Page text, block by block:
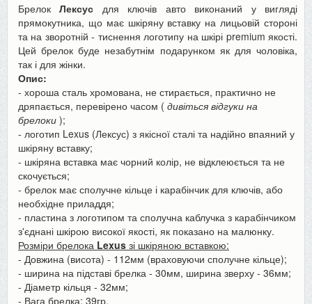
БрелокЛексус для ключів авто виконаний у вигляді
прямокутника, що має шкіряну вставку на лицьовій стороні
та на зворотній - тиснення логотипу на шкірі premium якості.
Цей брелок буде незабутнім подарунком як для чоловіка,
так і для жінки.
Опис:
- хороша сталь хромована, не стирається, практично не
дряпається, перевірено часом ( дивіться відгуки на
брелоки );
- логотип Lexus (Лексус) з якісної сталі та надійно впаяний у
шкіряну вставку;
- шкіряна вставка має чорний колір, не відклеюється та не
скочується;
- брелок має сполучне кільце і карабінчик для ключів, або
необхідне приладдя;
- пластина з логотипом та сполучна каблучка з карабінчиком
з'єднані шкірою високої якості, як показано на малюнку.
Розміри брелока Lexus зі шкіряною вставкою:
- Довжина (висота) - 112мм (враховуючи сполучне кільце);
- ширина на підставі брелка - 30мм, ширина зверху - 36мм;
- Діаметр кільця - 32мм;
- Вага брелка: 39гр.